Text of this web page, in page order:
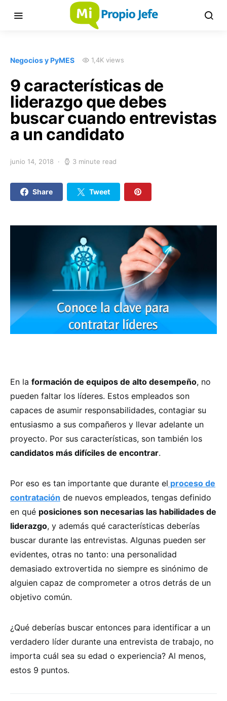
Negocios y PyMES 1,4K views
9 características de
liderazgo que debes
buscar cuando entrevistas
a un candidato
junio 14, 2018 3 minute read
Share Tweet
En la formación de equipos de alto desempeño, no
pueden faltar los líderes. Estos empleados son
capaces de asumir responsabilidades, contagiar su
entusiasmo a sus compañeros y llevar adelante un
proyecto. Por sus características, son también los
candidatos más difíciles de encontrar.
Por eso es tan importante que durante el proceso de
contratación de nuevos empleados, tengas definido
en qué posiciones son necesarias las habilidades de
liderazgo, y además qué características deberías
buscar durante las entrevistas. Algunas pueden ser
evidentes, otras no tanto: una personalidad
demasiado extrovertida no siempre es sinónimo de
alguien capaz de comprometer a otros detrás de un
objetivo común.
¿Qué deberías buscar entonces para identificar a un
verdadero líder durante una entrevista de trabajo, no
importa cuál sea su edad o experiencia? Al menos,
estos 9 puntos.